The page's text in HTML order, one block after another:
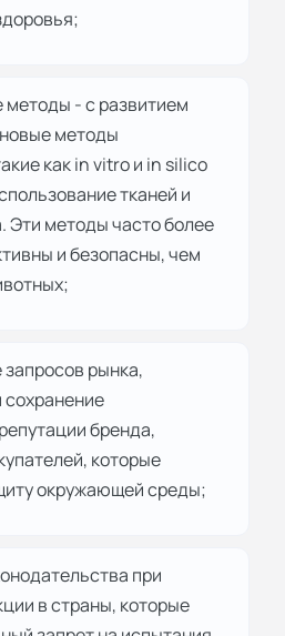
методы - с развитием
методы
как in vitro и in silico
тканей и
Эти методы часто более
и безопасны, чем
рынка,
бренда,
которые
окружающей среды;
при
в страны, которые